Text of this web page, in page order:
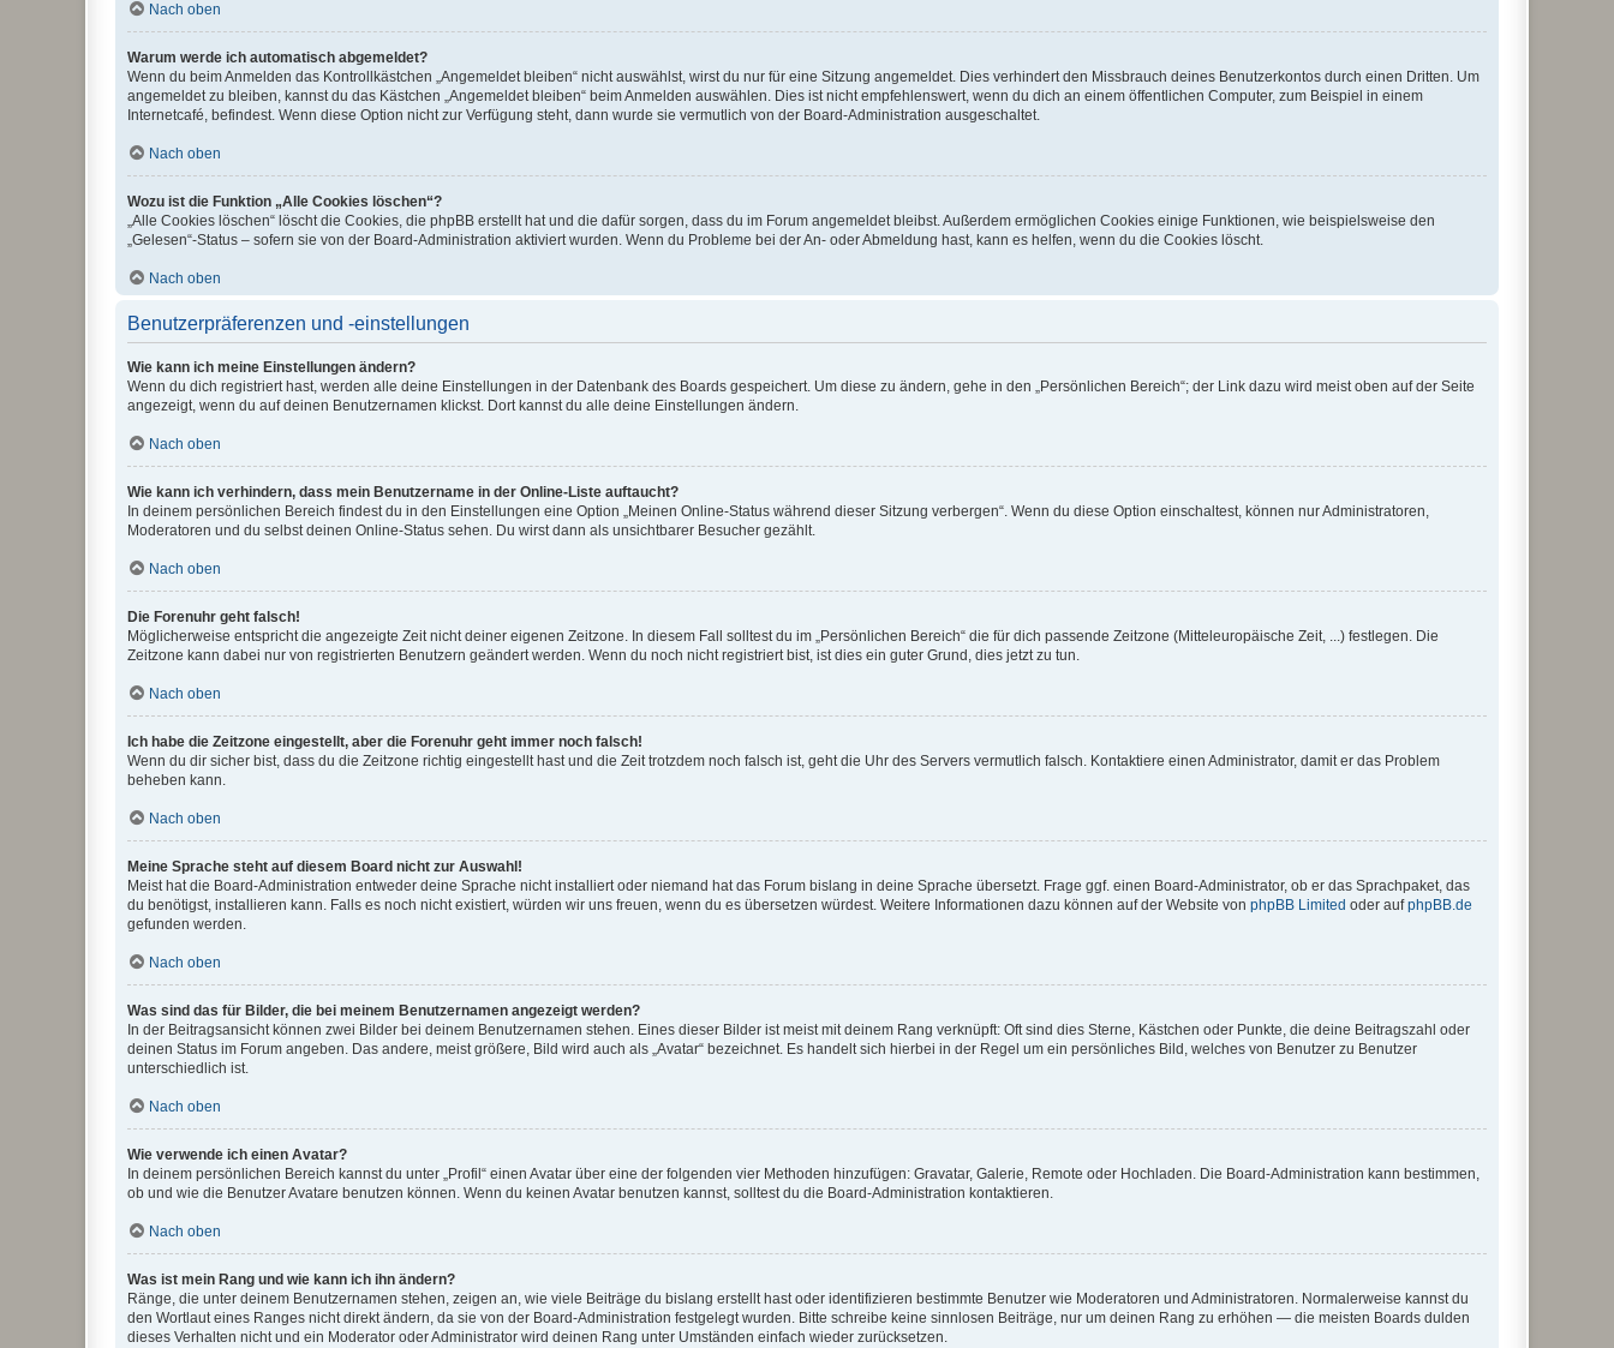
Nach oben
Warum werde ich automatisch abgemeldet?
Wenn du beim Anmelden das Kontrollkästchen „Angemeldet bleiben“ nicht auswählst, wirst du nur für eine Sitzung angemeldet. Dies verhindert den Missbrauch deines Benutzerkontos durch einen Dritten. Um
angemeldet zu bleiben, kannst du das Kästchen „Angemeldet bleiben“ beim Anmelden auswählen. Dies ist nicht empfehlenswert, wenn du dich an einem öffentlichen Computer, zum Beispiel in einem
Internetcafé, befindest. Wenn diese Option nicht zur Verfügung steht, dann wurde sie vermutlich von der Board-Administration ausgeschaltet.
Nach oben
Wozu ist die Funktion „Alle Cookies löschen“?
„Alle Cookies löschen“ löscht die Cookies, die phpBB erstellt hat und die dafür sorgen, dass du im Forum angemeldet bleibst. Außerdem ermöglichen Cookies einige Funktionen, wie beispielsweise den
„Gelesen“-Status – sofern sie von der Board-Administration aktiviert wurden. Wenn du Probleme bei der An- oder Abmeldung hast, kann es helfen, wenn du die Cookies löscht.
Nach oben
Benutzerpräferenzen und -einstellungen
Wie kann ich meine Einstellungen ändern?
Wenn du dich registriert hast, werden alle deine Einstellungen in der Datenbank des Boards gespeichert. Um diese zu ändern, gehe in den „Persönlichen Bereich“; der Link dazu wird meist oben auf der Seite
angezeigt, wenn du auf deinen Benutzernamen klickst. Dort kannst du alle deine Einstellungen ändern.
Nach oben
Wie kann ich verhindern, dass mein Benutzername in der Online-Liste auftaucht?
In deinem persönlichen Bereich findest du in den Einstellungen eine Option „Meinen Online-Status während dieser Sitzung verbergen“. Wenn du diese Option einschaltest, können nur Administratoren,
Moderatoren und du selbst deinen Online-Status sehen. Du wirst dann als unsichtbarer Besucher gezählt.
Nach oben
Die Forenuhr geht falsch!
Möglicherweise entspricht die angezeigte Zeit nicht deiner eigenen Zeitzone. In diesem Fall solltest du im „Persönlichen Bereich“ die für dich passende Zeitzone (Mitteleuropäische Zeit, ...) festlegen. Die
Zeitzone kann dabei nur von registrierten Benutzern geändert werden. Wenn du noch nicht registriert bist, ist dies ein guter Grund, dies jetzt zu tun.
Nach oben
Ich habe die Zeitzone eingestellt, aber die Forenuhr geht immer noch falsch!
Wenn du dir sicher bist, dass du die Zeitzone richtig eingestellt hast und die Zeit trotzdem noch falsch ist, geht die Uhr des Servers vermutlich falsch. Kontaktiere einen Administrator, damit er das Problem
beheben kann.
Nach oben
Meine Sprache steht auf diesem Board nicht zur Auswahl!
Meist hat die Board-Administration entweder deine Sprache nicht installiert oder niemand hat das Forum bislang in deine Sprache übersetzt. Frage ggf. einen Board-Administrator, ob er das Sprachpaket, das
du benötigst, installieren kann. Falls es noch nicht existiert, würden wir uns freuen, wenn du es übersetzen würdest. Weitere Informationen dazu können auf der Website von phpBB Limited oder aufphpBB.de
gefunden werden.
Nach oben
Was sind das für Bilder, die bei meinem Benutzernamen angezeigt werden?
In der Beitragsansicht können zwei Bilder bei deinem Benutzernamen stehen. Eines dieser Bilder ist meist mit deinem Rang verknüpft: Oft sind dies Sterne, Kästchen oder Punkte, die deine Beitragszahl oder
deinen Status im Forum angeben. Das andere, meist größere, Bild wird auch als „Avatar“ bezeichnet. Es handelt sich hierbei in der Regel um ein persönliches Bild, welches von Benutzer zu Benutzer
unterschiedlich ist.
Nach oben
Wie verwende ich einen Avatar?
In deinem persönlichen Bereich kannst du unter „Profil“ einen Avatar über eine der folgenden vier Methoden hinzufügen: Gravatar, Galerie, Remote oder Hochladen. Die Board-Administration kann bestimmen,
ob und wie die Benutzer Avatare benutzen können. Wenn du keinen Avatar benutzen kannst, solltest du die Board-Administration kontaktieren.
Nach oben
Was ist mein Rang und wie kann ich ihn ändern?
Ränge, die unter deinem Benutzernamen stehen, zeigen an, wie viele Beiträge du bislang erstellt hast oder identifizieren bestimmte Benutzer wie Moderatoren und Administratoren. Normalerweise kannst du
den Wortlaut eines Ranges nicht direkt ändern, da sie von der Board-Administration festgelegt wurden. Bitte schreibe keine sinnlosen Beiträge, nur um deinen Rang zu erhöhen — die meisten Boards dulden
dieses Verhalten nicht und ein Moderator oder Administrator wird deinen Rang unter Umständen einfach wieder zurücksetzen.